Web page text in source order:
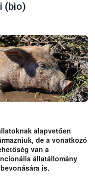
(bio)
alapvetően
de a vonatkozó
van a
állatállomány
is.